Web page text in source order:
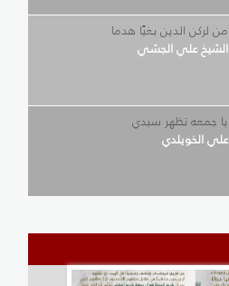
من لركن الدين بغيًا هدما
الشيخ علي الجشي
يا جمعه تظهر سيدي
علي الخويلدي